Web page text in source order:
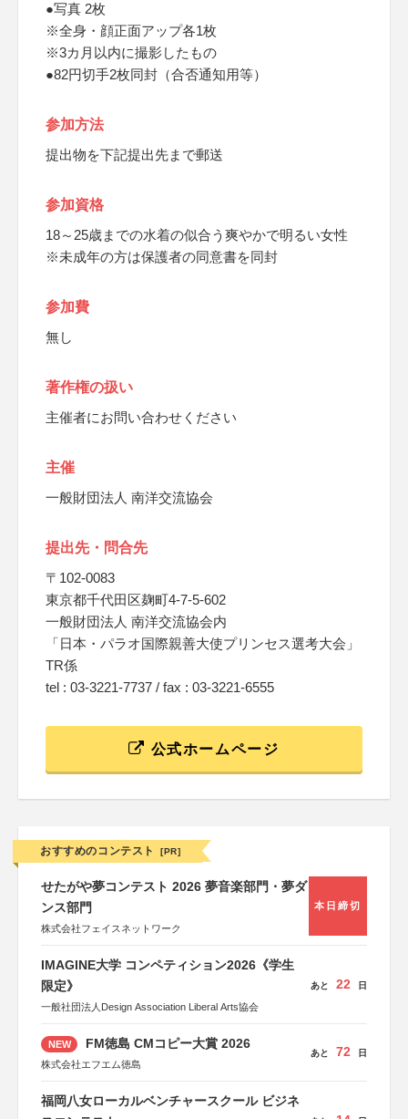
●写真 2枚
※全身・顔正面アップ各1枚
※3カ月以内に撮影したもの
●82円切手2枚同封（合否通知用等）
参加方法
提出物を下記提出先まで郵送
参加資格
18～25歳までの水着の似合う爽やかで明るい女性
※未成年の方は保護者の同意書を同封
参加費
無し
著作権の扱い
主催者にお問い合わせください
主催
一般財団法人 南洋交流協会
提出先・問合先
〒102-0083
東京都千代田区麹町4-7-5-602
一般財団法人 南洋交流協会内
「日本・パラオ国際親善大使プリンセス選考大会」
TR係
tel : 03-3221-7737 / fax : 03-3221-6555
公式ホームページ
おすすめのコンテスト [PR]
せたがや夢コンテスト 2026 夢音楽部門・夢ダ
ンス部門
株式会社フェイスネットワーク
本日締切
IMAGINE大学 コンペティション2026《学生
限定》
一般社団法人Design Association Liberal Arts協会
あと 22 日
NEW FM徳島 CMコピー大賞 2026
株式会社エフエム徳島
あと 72 日
福岡八女ローカルベンチャースクール ビジネ